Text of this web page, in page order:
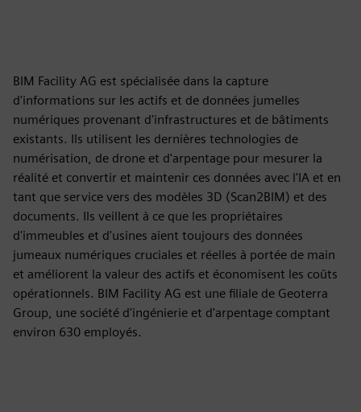
BIM Facility AG est spécialisée dans la capture
d'informations sur les actifs et de données jumelles
numériques provenant d'infrastructures et de bâtiments
existants. Ils utilisent les dernières technologies de
numérisation, de drone et d'arpentage pour mesurer la
réalité et convertir et maintenir ces données avec l'IA et en
tant que service vers des modèles 3D (Scan2BIM) et des
documents. Ils veillent à ce que les propriétaires
d'immeubles et d'usines aient toujours des données
jumeaux numériques cruciales et réelles à portée de main
et améliorent la valeur des actifs et économisent les coûts
opérationnels. BIM Facility AG est une filiale de Geoterra
Group, une société d'ingénierie et d'arpentage comptant
environ 630 employés.